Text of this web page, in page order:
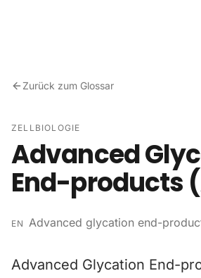
Zurück zum Glossar
ZELLBIOLOGIE
Advanced
End-products
EN Advanced glycation end-
Advanced Glycation End-